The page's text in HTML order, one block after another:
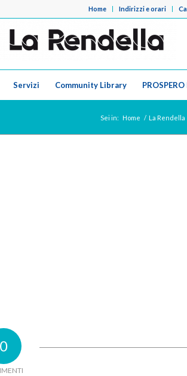
Home Indirizzi e orari
Servizi Community Library
Sei in: Home / La Rendella
0